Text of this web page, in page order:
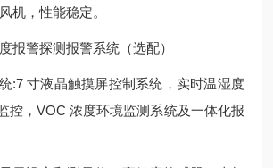
机，性能稳定。
报警探测报警系统（选配）
:7 寸液晶触摸屏控制系统，实时温湿度
控，VOC 浓度环境监测系统及一体化报